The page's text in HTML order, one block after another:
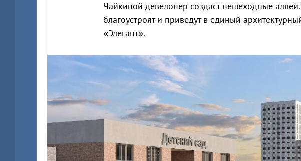
Чайкиной девелопер создаст пешеходные
благоустроят и приведут в единый
«Элегант».